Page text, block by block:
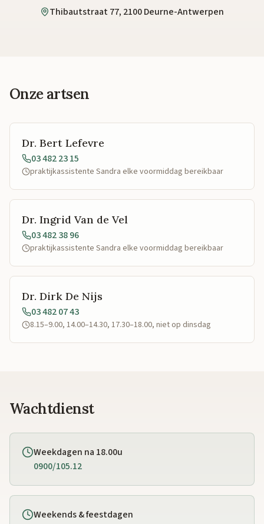
Thibautstraat 77, 2100 Deurne-Antwerpen
Onze artsen
Dr. Bert Lefevre
03 482 23 15
praktijkassistente Sandra elke voormiddag bereikbaar
Dr. Ingrid Van de Vel
03 482 38 96
praktijkassistente Sandra elke voormiddag bereikbaar
Dr. Dirk De Nijs
03 482 07 43
8.15–9.00, 14.00–14.30, 17.30–18.00, niet op dinsdag
Wachtdienst
Weekdagen na 18.00u
0900/105.12
Weekends & feestdagen